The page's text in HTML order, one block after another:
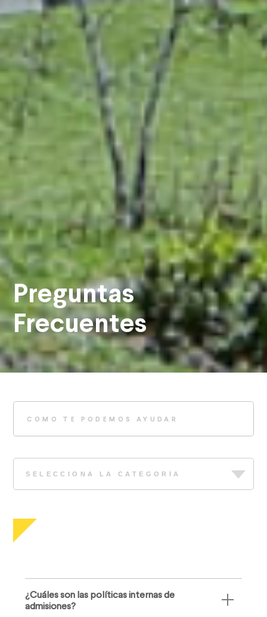
Preguntas
Frecuentes
¿Cuáles son las políticas internas de
admisiones?